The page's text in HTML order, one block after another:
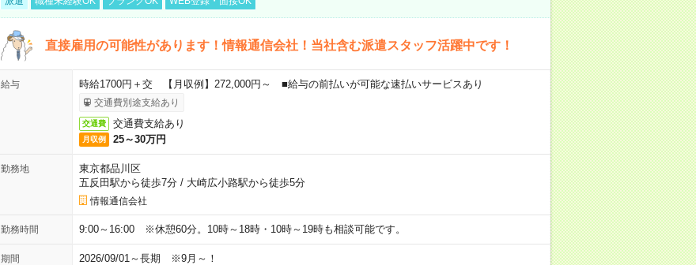
直接雇用の可能性があります！情報通信会社！当社含む派遣スタッフ活躍中です！
給与 時給1700円＋交 【月収例】272,000円～ ■給与の前払いが可能な速払いサービスあり
交通費別途支給あり
交通費 交通費支給あり
月収例 25～30万円
勤務地
東京都品川区
五反田駅から徒歩7分/ 大崎広小路駅から徒歩5分
情報通信会社
勤務時間 9:00～16:00 ※休憩60分。10時～18時・10時～19時も相談可能です。
期間 2026/09/01～長期 ※9月～！